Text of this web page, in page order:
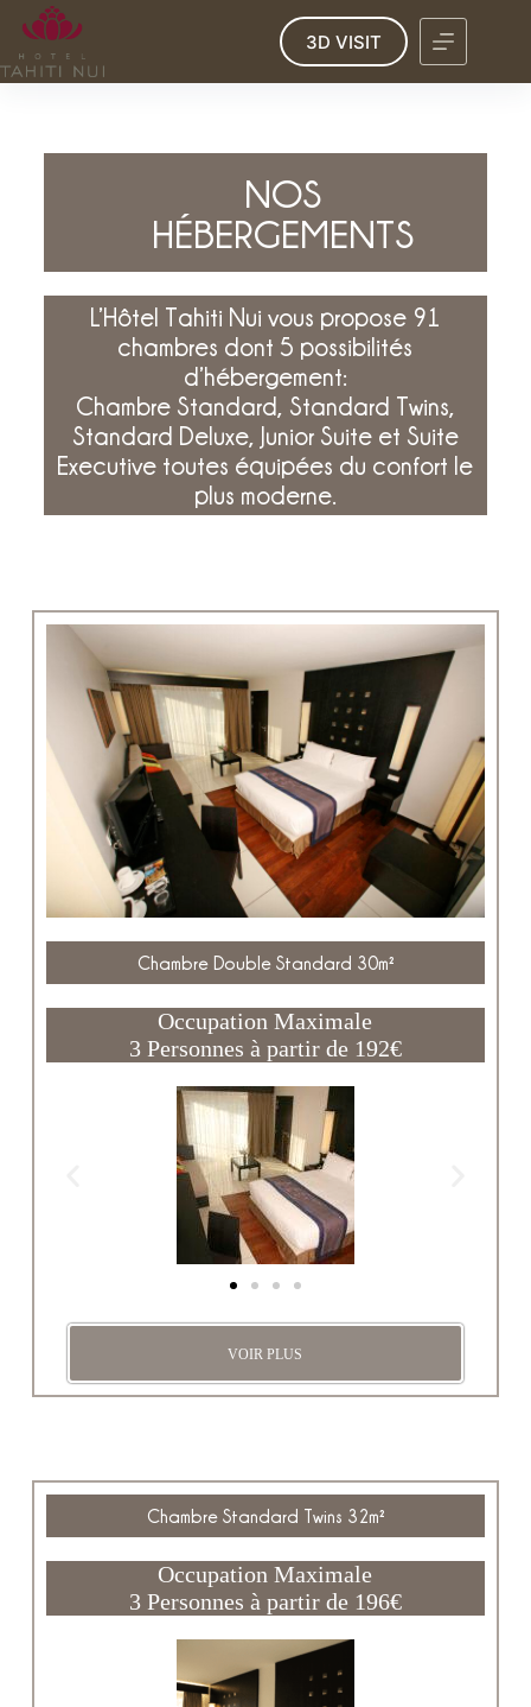
3D VISIT
NOS
HÉBERGEMENTS
L’Hôtel Tahiti Nui vous propose 91
chambres dont 5 possibilités
d’hébergement:
Chambre Standard, Standard Twins,
Standard Deluxe, Junior Suite et Suite
Executive toutes équipées du confort le
plus moderne.
Chambre Double Standard 30m²
Occupation Maximale
3 Personnes à partir de 192€
VOIR PLUS
Chambre Standard Twins 32m²
Occupation Maximale
3 Personnes à partir de 196€